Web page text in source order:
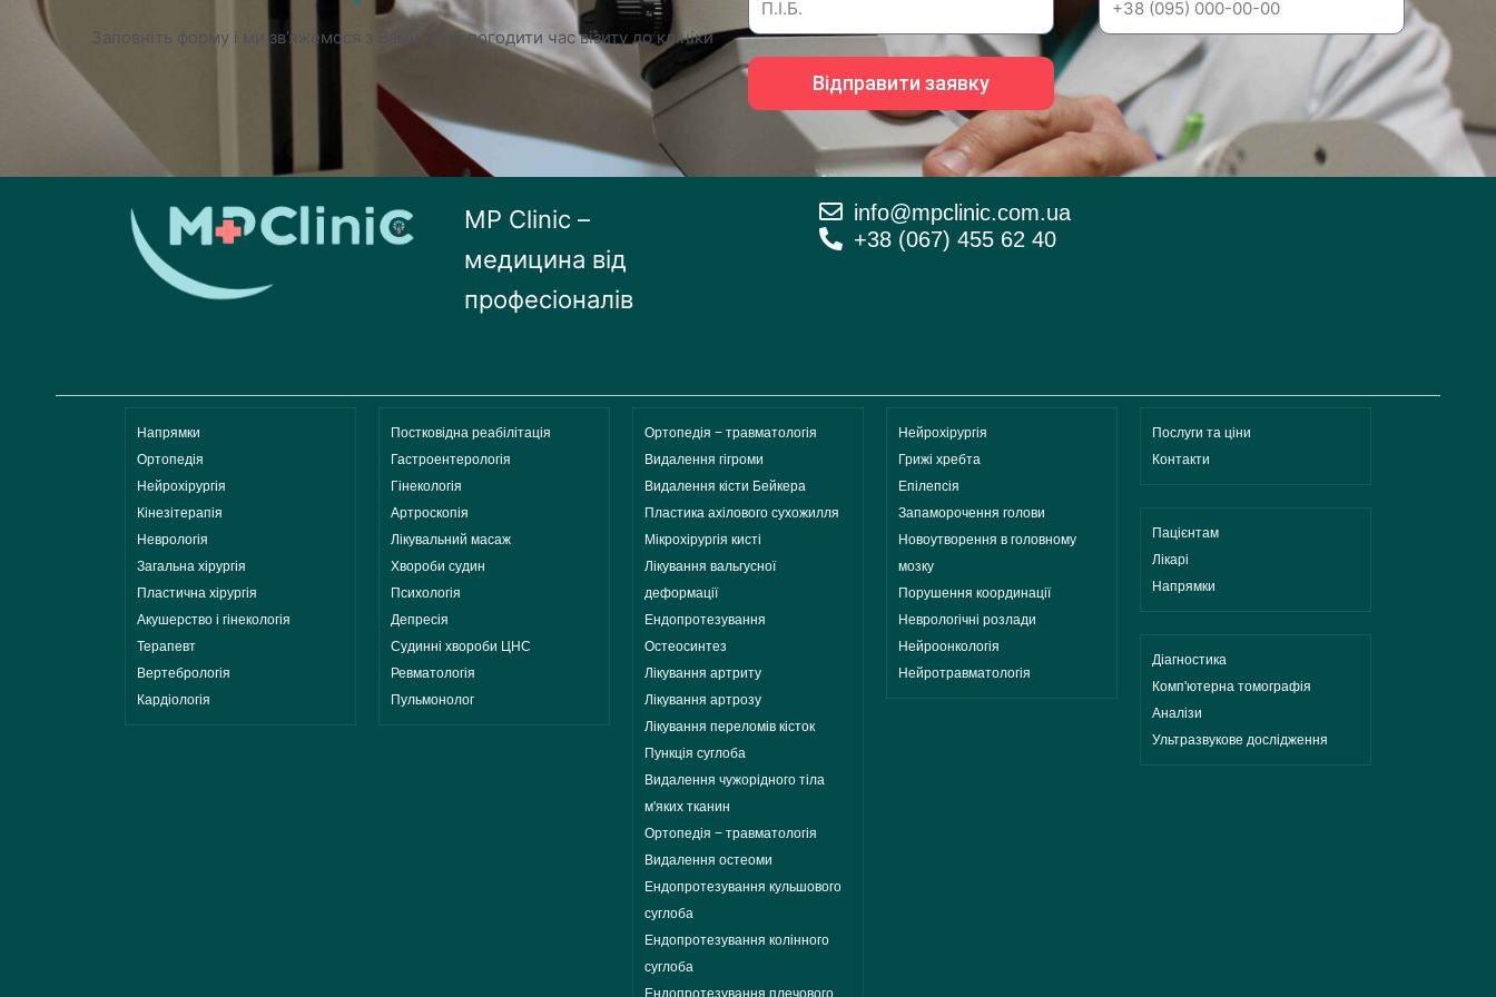
Заповніть форму і ми зв’яжемося з Вами, щоб погодити час візиту до клініки
Відправити заявку
MP Clinic –
медицина від
професіоналів
info@mpclinic.com.ua
+38 (067) 455 62 40
Напрямки
Ортопедія
Нейрохірургія
Кінезітерапія
Неврологія
Загальна хірургія
Пластична хірургія
Акушерство і гінекологія
Терапевт
Вертебрологія
Кардіологія
Постковідна реабілітація
Гастроентерологія
Гінекологія
Артроскопія
Лікувальний масаж
Хвороби судин
Психологія
Депресія
Судинні хвороби ЦНС
Ревматологія
Пульмонолог
Ортопедія − травматологія
Видалення гігроми
Видалення кісти Бейкера
Пластика ахілового сухожилля
Мікрохірургія кисті
Лікування вальгусної
деформації
Ендопротезування
Остеосинтез
Лікування артриту
Лікування артрозу
Лікування переломів кісток
Пункція суглоба
Видалення чужорідного тіла
м'яких тканин
Ортопедія − травматологія
Видалення остеоми
Ендопротезування кульшового
суглоба
Ендопротезування колінного
суглоба
Ендопротезування плечового
Нейрохірургія
Грижі хребта
Епілепсія
Запаморочення голови
Новоутворення в головному
мозку
Порушення координації
Неврологічні розлади
Нейроонкологія
Нейротравматологія
Послуги та ціни
Контакти
Пацієнтам
Лікарі
Напрямки
Діагностика
Комп'ютерна томографія
Аналізи
Ультразвукове дослідження